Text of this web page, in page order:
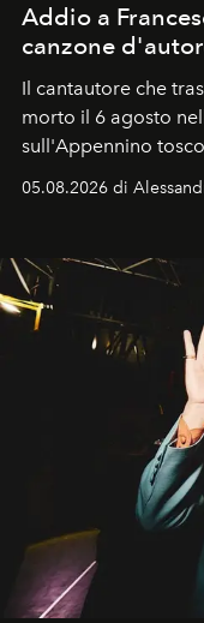
Addio a
canzone
Il cantautore che
morto il 6 agosto
sull'Appennino
05.08.2026 di